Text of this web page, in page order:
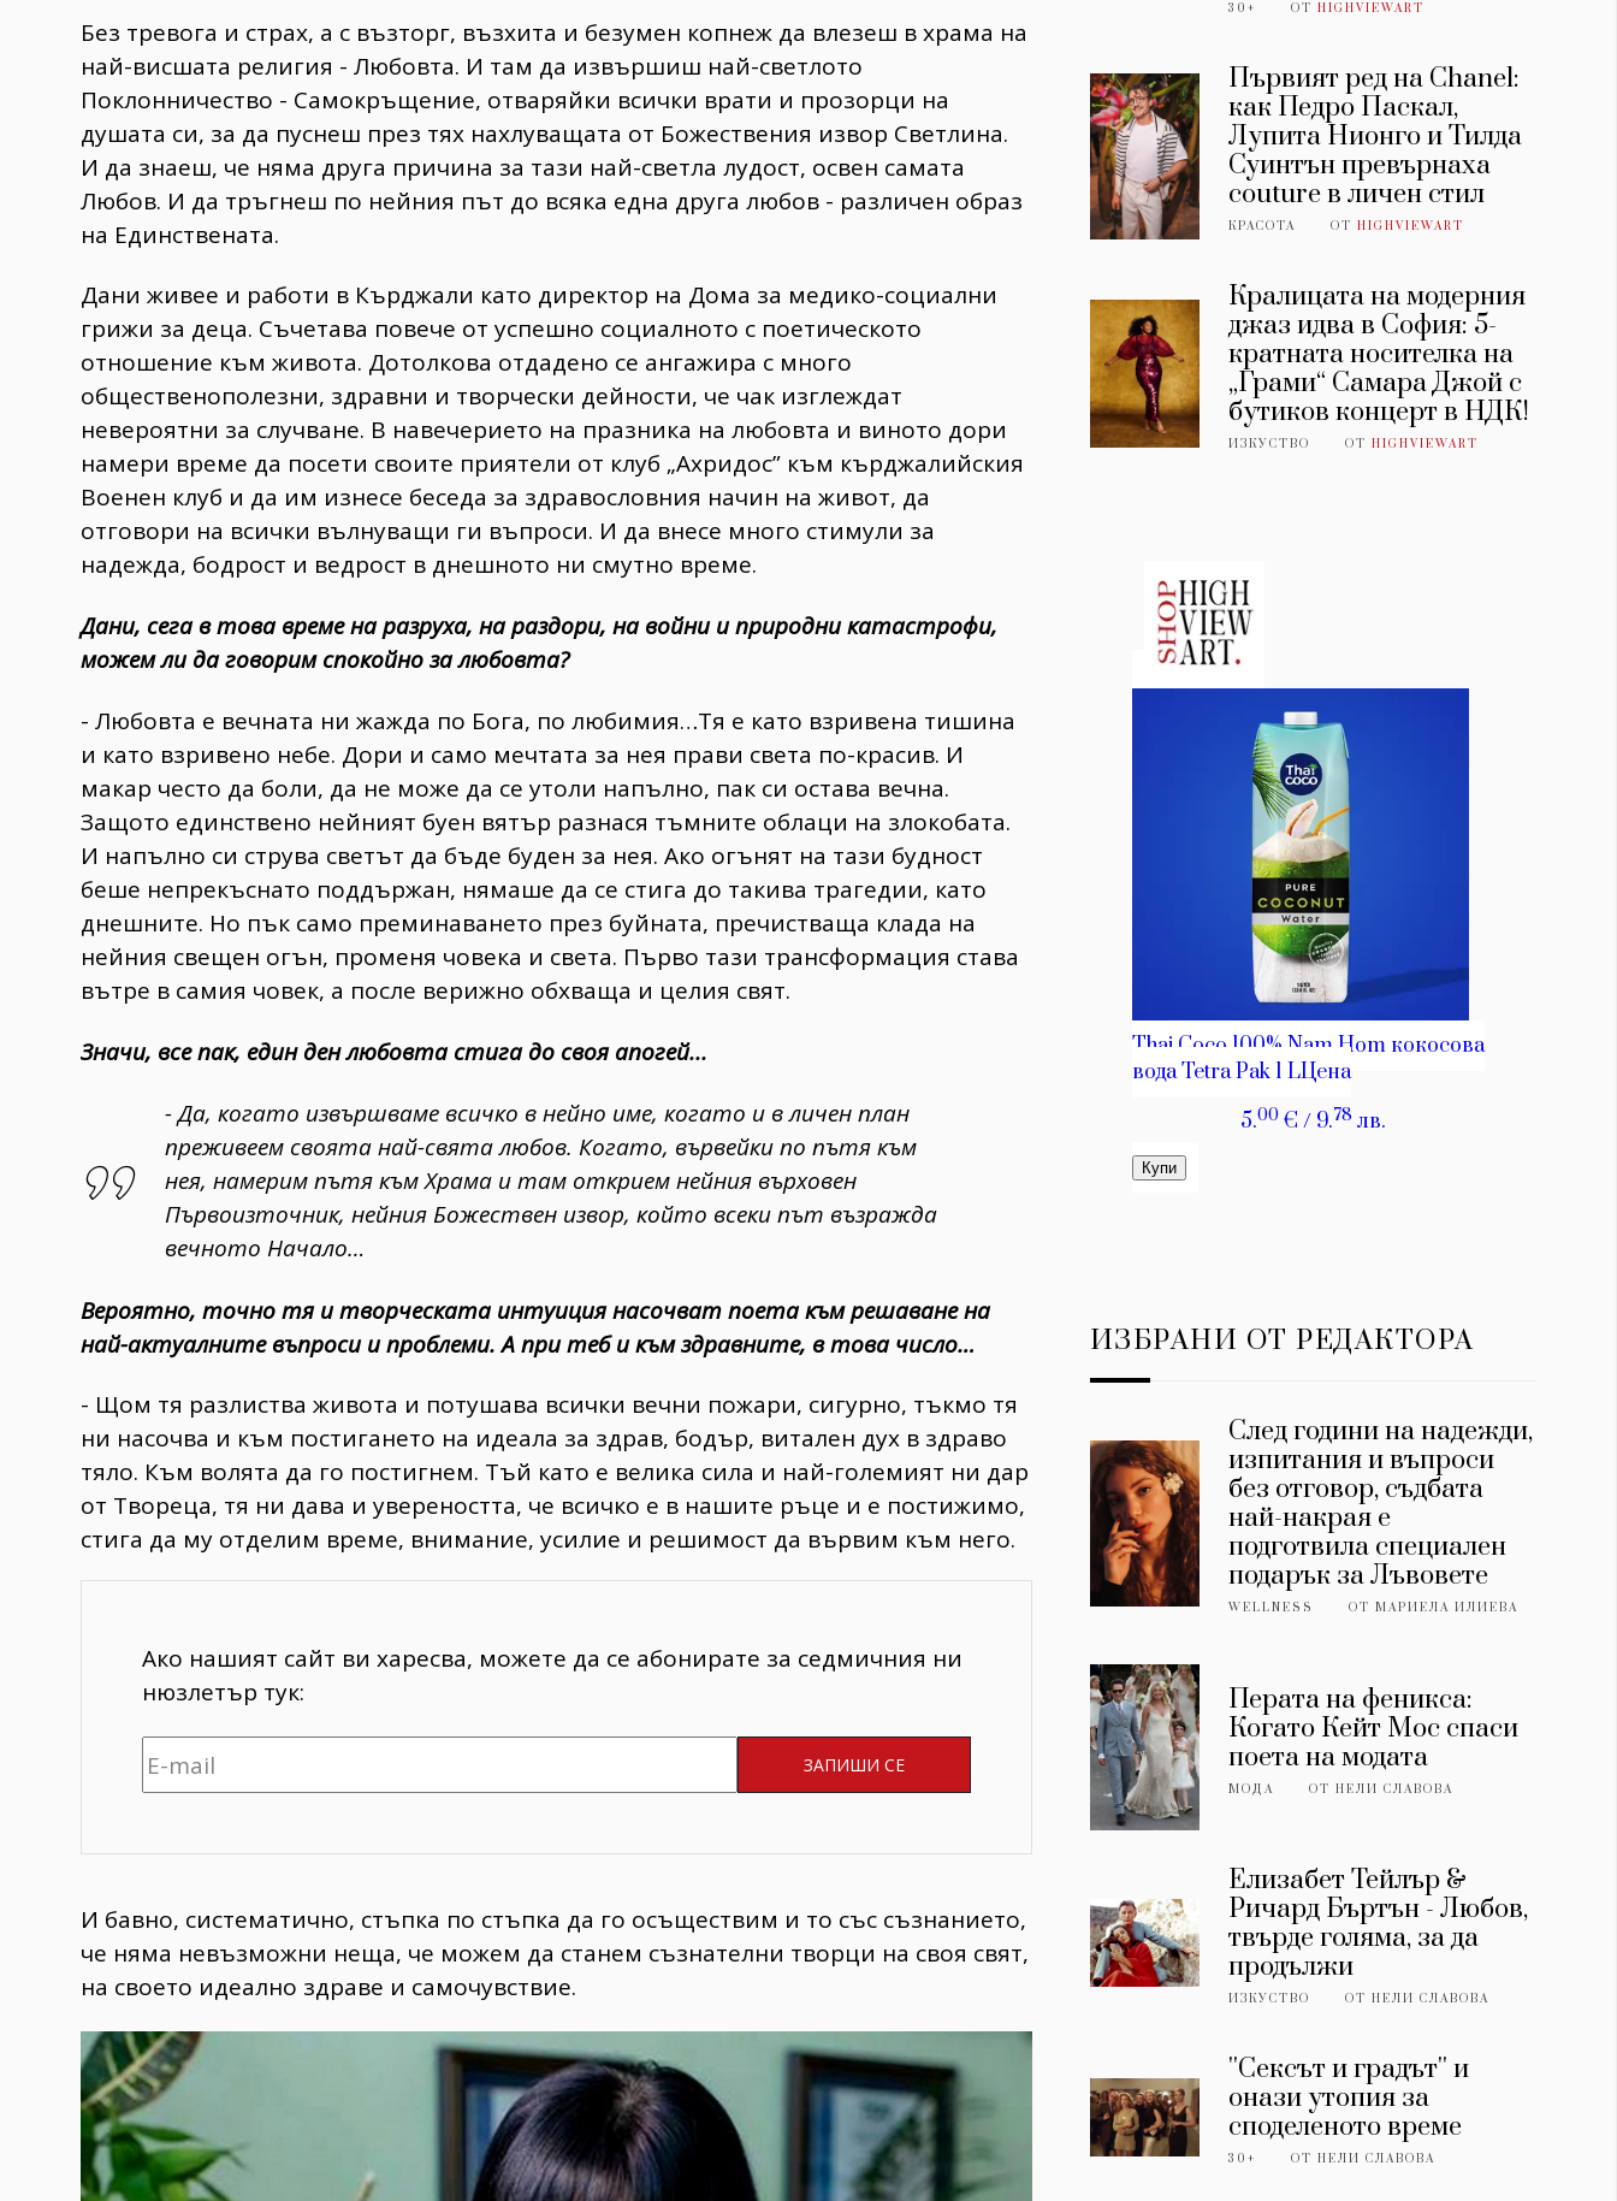
Без тревога и страх, а с възторг, възхита и безумен копнеж да влезеш в храма на
най-висшата религия - Любовта. И там да извършиш най-светлото
Поклонничество - Самокръщение, отваряйки всички врати и прозорци на
душата си, за да пуснеш през тях нахлуващата от Божествения извор Светлина.
И да знаеш, че няма друга причина за тази най-светла лудост, освен самата
Любов. И да тръгнеш по нейния път до всяка една друга любов - различен образ
на Единствената.
Дани живее и работи в Кърджали като директор на Дома за медико-социални
грижи за деца. Съчетава повече от успешно социалното с поетическото
отношение към живота. Дотолкова отдадено се ангажира с много
общественополезни, здравни и творчески дейности, че чак изглеждат
невероятни за случване. В навечерието на празника на любовта и виното дори
намери време да посети своите приятели от клуб „Ахридос” към кърджалийския
Военен клуб и да им изнесе беседа за здравословния начин на живот, да
отговори на всички вълнуващи ги въпроси. И да внесе много стимули за
надежда, бодрост и ведрост в днешното ни смутно време.
Дани, сега в това време на разруха, на раздори, на войни и природни катастрофи,
можем ли да говорим спокойно за любовта?
- Любовта е вечната ни жажда по Бога, по любимия…Тя е като взривена тишина
и като взривено небе. Дори и само мечтата за нея прави света по-красив. И
макар често да боли, да не може да се утоли напълно, пак си остава вечна.
Защото единствено нейният буен вятър разнася тъмните облаци на злокобата.
И напълно си струва светът да бъде буден за нея. Ако огънят на тази будност
беше непрекъснато поддържан, нямаше да се стига до такива трагедии, като
днешните. Но пък само преминаването през буйната, пречистваща клада на
нейния свещен огън, променя човека и света. Първо тази трансформация става
вътре в самия човек, а после верижно обхваща и целия свят.
Значи, все пак, един ден любовта стига до своя апогей...
- Да, когато извършваме всичко в нейно име, когато и в личен план
преживеем своята най-свята любов. Когато, вървейки по пътя към
нея, намерим пътя към Храма и там открием нейния върховен
Първоизточник, нейния Божествен извор, който всеки път възражда
вечното Начало…
Вероятно, точно тя и творческата интуиция насочват поета към решаване на
най-актуалните въпроси и проблеми. А при теб и към здравните, в това число…
- Щом тя разлиства живота и потушава всички вечни пожари, сигурно, тъкмо тя
ни насочва и към постигането на идеала за здрав, бодър, витален дух в здраво
тяло. Към волята да го постигнем. Тъй като е велика сила и най-големият ни дар
от Твореца, тя ни дава и увереността, че всичко е в нашите ръце и е постижимо,
стига да му отделим време, внимание, усилие и решимост да вървим към него.
Ако нашият сайт ви харесва, можете да се абонирате за седмичния ни
нюзлетър тук:
И бавно, систематично, стъпка по стъпка да го осъществим и то със съзнанието,
че няма невъзможни неща, че можем да станем съзнателни творци на своя свят,
на своето идеално здраве и самочувствие.
30+ ОТHIGHVIEWART
Първият ред на Chanel:
как Педро Паскал,
Лупита Нионго и Тилда
Суинтън превърнаха
couture в личен стил
КРАСОТА ОТHIGHVIEWART
Кралицата на модерния
джаз идва в София: 5-
кратната носителка на
„Грами“ Самара Джой с
бутиков концерт в НДК!
ИЗКУСТВО ОТHIGHVIEWART
ИЗБРАНИ ОТ РЕДАКТОРА
След години на надежди,
изпитания и въпроси
без отговор, съдбата
най-накрая е
подготвила специален
подарък за Лъвовете
WELLNESS ОТМАРИЕЛА ИЛИЕВА
Перата на феникса:
Когато Кейт Мос спаси
поета на модата
МОДА ОТНЕЛИ СЛАВОВА
Елизабет Тейлър &
Ричард Бъртън - Любов,
твърде голяма, за да
продължи
ИЗКУСТВО ОТНЕЛИ СЛАВОВА
''Сексът и градът'' и
онази утопия за
споделеното време
30+ ОТНЕЛИ СЛАВОВА